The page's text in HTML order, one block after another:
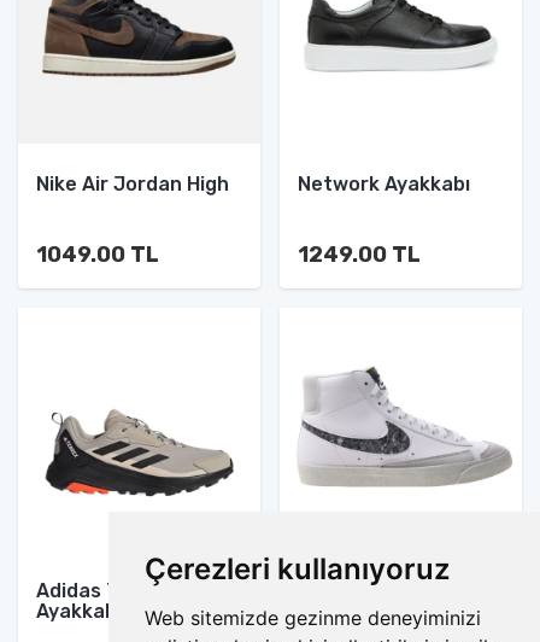
Çerezleri kullanıyoruz
Web sitemizde gezinme deneyiminizi
Nike Air Jordan High
1049.00 TL
Network Ayakkabı
1249.00 TL
Adidas Terrex Spor
Ayakkabı
Nike Blazer Mid Spor
Ayakkabı